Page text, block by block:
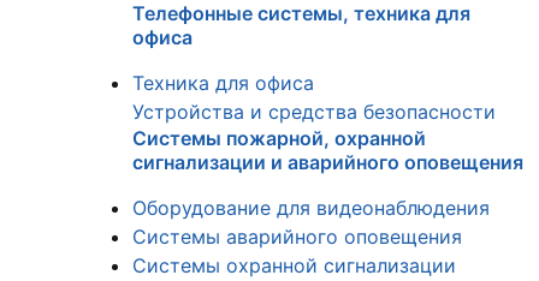
Телефонные системы, техника для
офиса
Техника для офиса
Устройства и средства безопасности
Системы пожарной, охранной
сигнализации и аварийного оповещения
Оборудование для видеонаблюдения
Системы аварийного оповещения
Системы охранной сигнализации